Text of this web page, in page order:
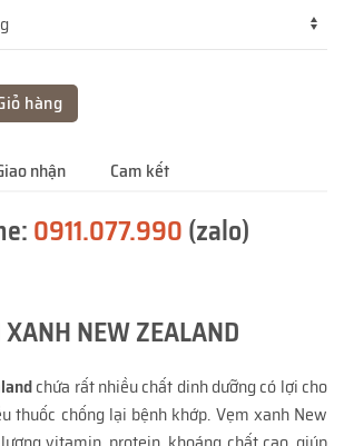
nhận Cam kết
0911.077.990(zalo)
NEW ZEALAND
chứa rất nhiều chất dinh dưỡng có lợi cho
thuốc chống lại bệnh khớp. Vẹm xanh New